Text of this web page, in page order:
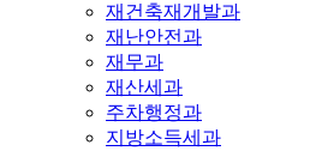
재건축재개발과
재난안전과
재무과
재산세과
주차행정과
지방소득세과